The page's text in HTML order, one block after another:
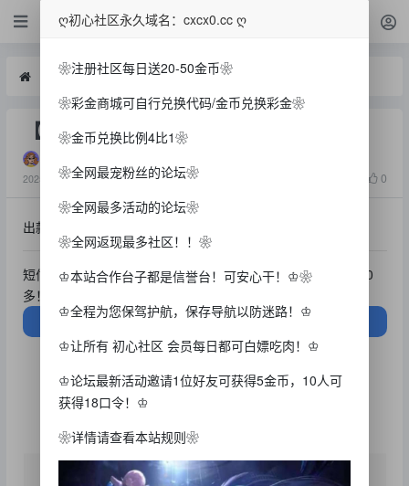
白菜
白菜 【永利高】—✅—注册送86
【永利高】—✅—注册送86
2025-6-1 3714 0
出款情况：自测（严谨充值）
短信特邀，注册共送86，已出款，一分没充，共计白嫖了3300
多！有的人要提供手持照。短信地址:
官网入口
ღ初心社区永久域名：cxcx0.cc ღ
❀注册社区每日送20-50金币❀
❀彩金商城可自行兑换代码/金币兑换彩金❀
❀金币兑换比例4比1❀
❀全网最宠粉丝的论坛❀
❀全网最多活动的论坛❀
❀全网返现最多社区！！❀
♔本站合作台子都是信誉台！可安心干！♔❀
♔全程为您保驾护航，保存导航以防迷路！♔
♔让所有 初心社区 会员每日都可白嫖吃肉！♔
♔论坛最新活动邀请1位好友可获得5金币，10人可
获得18口令！♔
❀详情请查看本站规则❀